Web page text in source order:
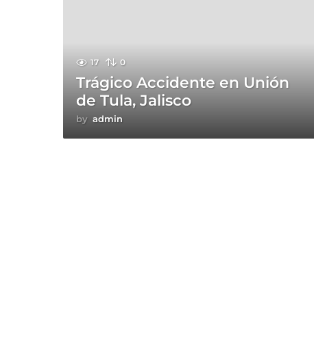
17 0
Trágico Accidente en Unión
de Tula, Jalisco
by admin